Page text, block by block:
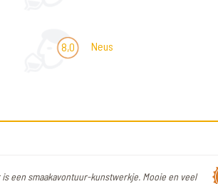
8,0 Neus
is een smaakavontuur-kunstwerkje. Mooie en veel